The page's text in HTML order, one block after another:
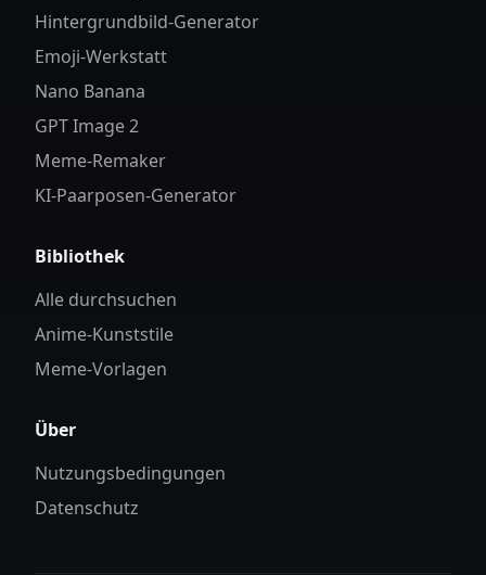
Hintergrundbild-Generator
Emoji-Werkstatt
Nano Banana
GPT Image 2
Meme-Remaker
KI-Paarposen-Generator
Bibliothek
Alle durchsuchen
Anime-Kunststile
Meme-Vorlagen
Über
Nutzungsbedingungen
Datenschutz